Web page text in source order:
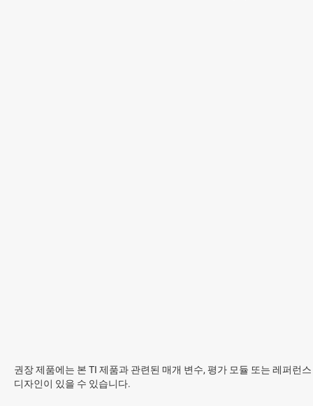
권장 제품에는 본 TI 제품과 관련된 매개 변수, 평가 모듈 또는 레퍼런스
디자인이 있을 수 있습니다.